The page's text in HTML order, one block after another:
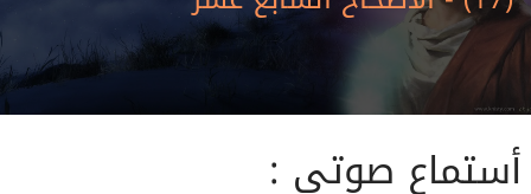
أستماع صوتى :